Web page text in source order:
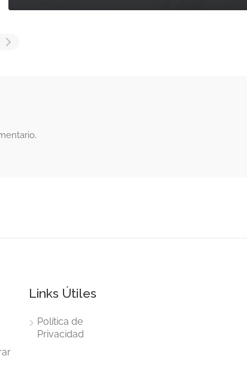
Links Útiles
Política de
Privacidad